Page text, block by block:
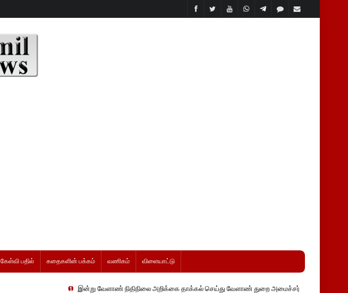
கேள்வி பதில் கதைகளின் பக்கம் வணிகம் விளையாட்டு
இன்று வேளாண் நிதிநிலை அறிக்கை தாக்கல் செய்து வேளாண் துறை அமைச்சர் வினோத் வாசித்து வருகிறார். �.